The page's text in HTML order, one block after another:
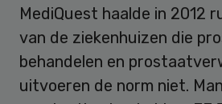
MediQuest haalde in 2012
van de ziekenhuizen die
behandelen en
uitvoeren de norm niet.